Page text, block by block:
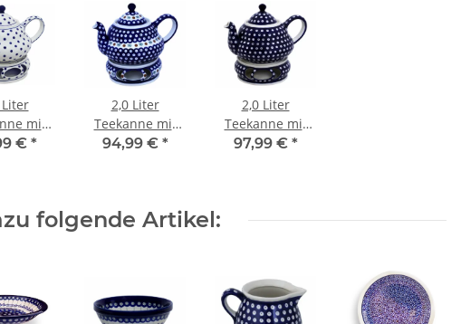
mit
Dekor
€ *
2,0 Liter
Teekanne mit
Stövchen Dekor
94,99 € *
2,0 Liter
Teekanne mit
Stövchen Dekor
97,99 € *
folgende Artikel: